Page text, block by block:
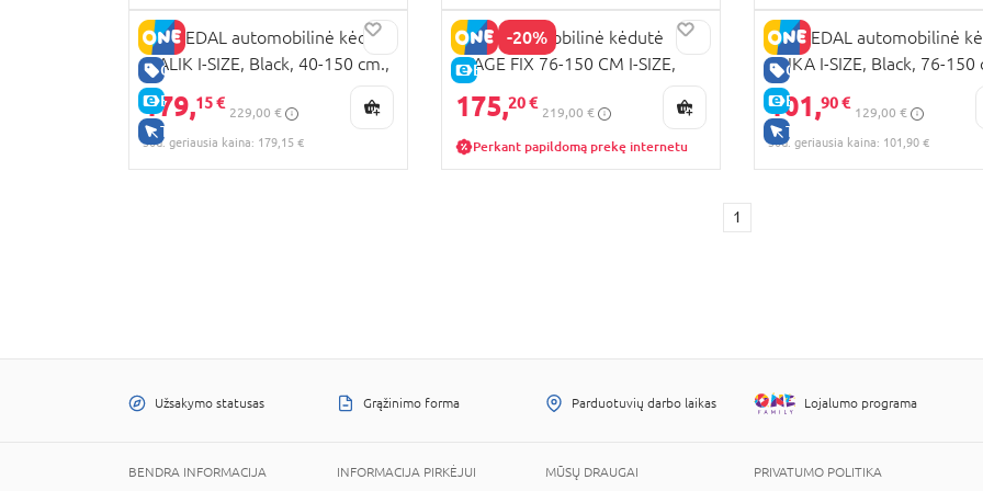
GERA KAINA
E-KAINA
TIK INTERNETU
ENGLEDAL automobilinė kėdutė
MALIK I-SIZE, Black, 40-150 cm.,
25-01MAL-B
179,15 €
229,00 €
30d. geriausia kaina: 179,15 €
-20%
E-KAINA
MILLI automobilinė kėdutė
STAGE FIX 76-150 CM I-SIZE,
gray, VTN35
175,20 €
219,00 €
Perkant papildomą prekę internetu
GERA KAINA
E-KAINA
TIK INTERNETU
ENGLEDAL automobilinė
NUKA I-SIZE, Black, 76-150
25-05NUK-B
101,90 €
129,00 €
30d. geriausia kaina: 101,90 €
1
Užsakymo statusas Grąžinimo forma Parduotuvių darbo laikas Lojalumo programa
BENDRA INFORMACIJA INFORMACIJA PIRKĖJUI MŪSŲ DRAUGAI PRIVATUMO POLITIKA